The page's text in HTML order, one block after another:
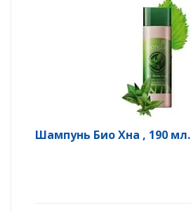
Шампунь Био Хна , 190 мл.